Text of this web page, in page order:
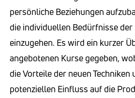
persönliche Beziehungen
die individuellen Bedürfnisse der
einzugehen. Es wird ein kurzer
angebotenen Kurse gegeben,
die Vorteile der neuen Techniken
potenziellen Einfluss auf die